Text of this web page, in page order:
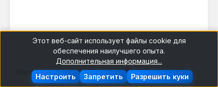
Насос для скважин Euroaqua 90 QJD 118-0.75
Этот веб-сайт использует файлы cookie для
обеспечения наилучшего опыта.
Дополнительная информация...
Запретить
Настроить Разрешить куки